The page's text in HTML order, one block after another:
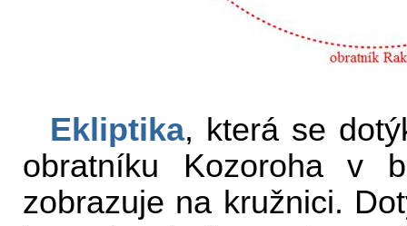
Ekliptika, která se
obratníku Kozoroha v
zobrazuje na kružnici.